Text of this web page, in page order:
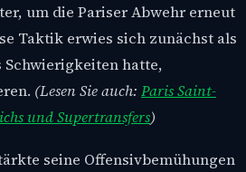
um die Pariser Abwehr erneut
Taktik erwies sich zunächst als
hatte,
(Lesen Sie auch: Paris Saint-
und Supertransfers)
seine Offensivbemühungen